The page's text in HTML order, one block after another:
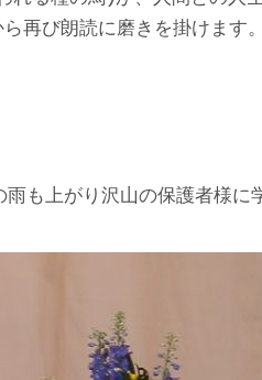
再び朗読に磨きを掛けます。
も上がり沢山の保護者様に